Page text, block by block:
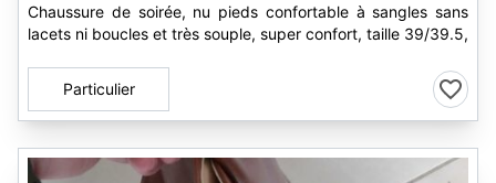
Chaussure de soirée, nu pieds confortable à sangles sans
lacets ni boucles et très souple, super confort, taille 39/39.5,
Particulier